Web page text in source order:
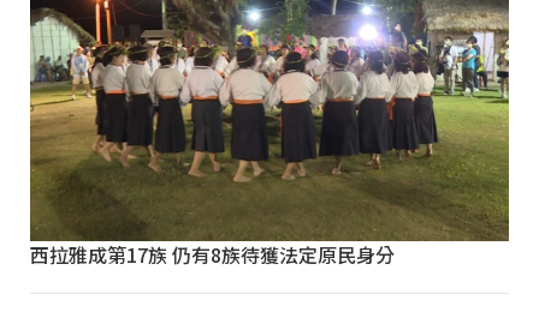
西拉雅成第17族 仍有8族待獲法定原民身分